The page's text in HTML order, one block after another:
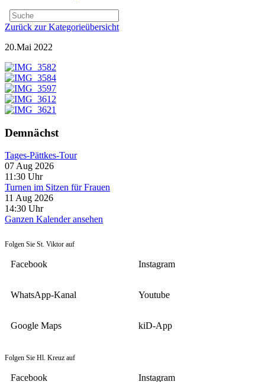
Zurück zur Kategorieübersicht
20.Mai 2022
Demnächst
Tages-Pättkes-Tour
07 Aug 2026
11:30 Uhr
Turnen im Sitzen für Frauen
11 Aug 2026
14:30 Uhr
Ganzen Kalender ansehen
Folgen Sie St. Viktor auf
Facebook Instagram
WhatsApp-Kanal Youtube
Google Maps kiD-App
Folgen Sie Hl. Kreuz auf
Facebook Instagram